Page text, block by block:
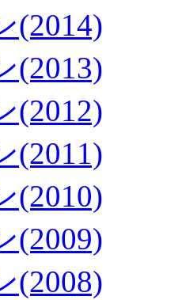
(2014)
(2013)
(2012)
(2011)
(2010)
(2009)
(2008)